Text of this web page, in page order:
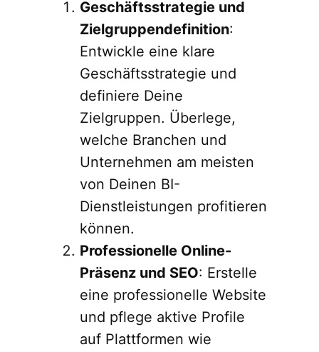
Geschäftsstrategie und
Zielgruppendefinition:
Entwickle eine klare
Geschäftsstrategie und
definiere Deine
Zielgruppen. Überlege,
welche Branchen und
Unternehmen am meisten
von Deinen BI-
Dienstleistungen profitieren
können.
Professionelle Online-
Präsenz und SEO: Erstelle
eine professionelle Website
und pflege aktive Profile
auf Plattformen wie